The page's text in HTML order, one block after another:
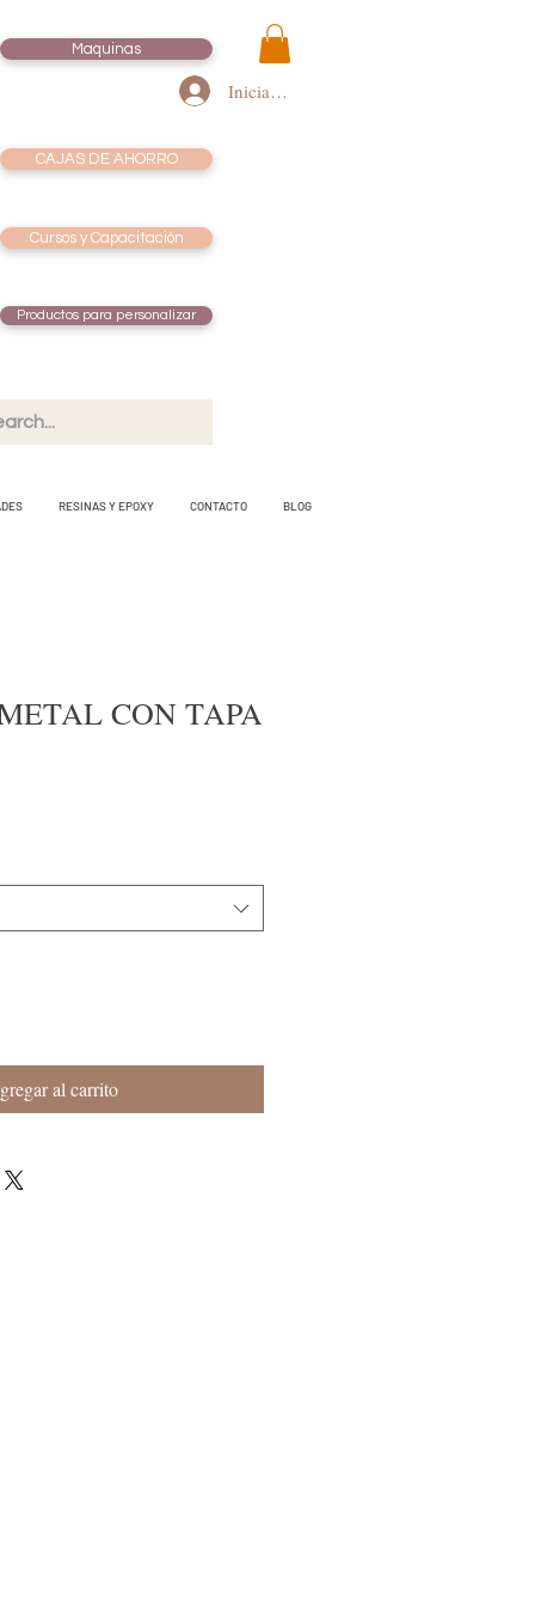
Maquinas
Iniciar sesión
CAJAS DE AHORRO
Cursos y Capacitación
Productos para personalizar
RESINAS Y EPOXY CONTACTO BLOG
CON TAPA
al carrito